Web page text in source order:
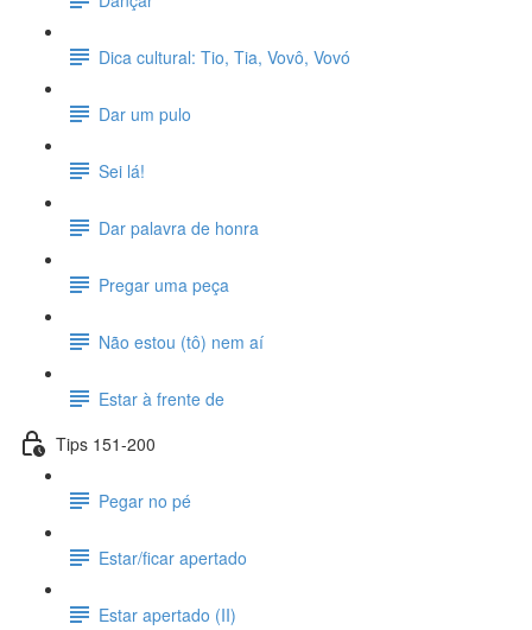
Dica cultural: Tio, Tia, Vovô, Vovó
Dar um pulo
Sei lá!
Dar palavra de honra
Pregar uma peça
Não estou (tô) nem aí
Estar à frente de
Tips 151-200
Pegar no pé
Estar/ficar apertado
Estar apertado (II)